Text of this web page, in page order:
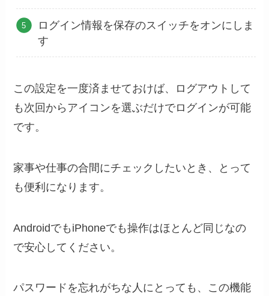
ログイン情報を保存のスイッチをオンにしま
す
この設定を一度済ませておけば、ログアウトして
も次回からアイコンを選ぶだけでログインが可能
です。
家事や仕事の合間にチェックしたいとき、とって
も便利になります。
AndroidでもiPhoneでも操作はほとんど同じなの
で安心してください。
パスワードを忘れがちな人にとっても、この機能